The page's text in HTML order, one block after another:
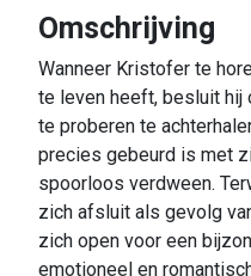
Omschrijving
Wanneer Kristofer te
te leven heeft, besluit hij
te proberen te
precies gebeurd is met
spoorloos verdween.
zich afsluit als gevolg
zich open voor een
emotioneel en